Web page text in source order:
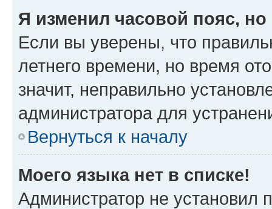
Я изменил часовой пояс,
Если вы уверены, что
летнего времени, но время
значит, неправильно
администратора для
Вернуться к началу
Моего языка нет в списке!
Администратор не установил